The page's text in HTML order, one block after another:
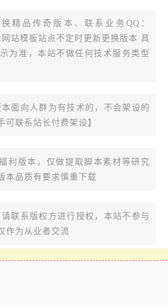
[复制版本链接]
精品传奇版本、联系业务QQ：
站模板站点不定时更新更换版本 具
为准，本站不做任何技术服务类型
本面向人群为有技术的，不会架设的
可联系站长付费架设】
利版本，仅做提取脚本素材等研究
本品质有要求慎重下载
联系版权方进行授权，本站不参与
作为从业者交流